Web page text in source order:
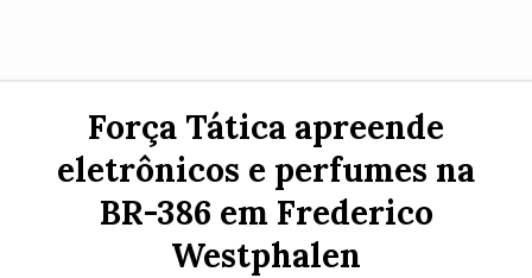
Força Tática apreende
eletrônicos e perfumes na
BR-386 em Frederico
Westphalen